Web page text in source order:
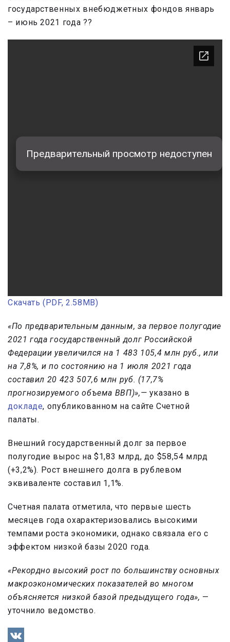
государственных внебюджетных фондов январь
– июнь 2021 года ??
Скачать (PDF, 2.58MB)
«По предварительным данным, за первое полугодие
2021 года государственный долг Российской
Федерации увеличился на 1 483 105,4 млн руб., или
на 7,8%, и по состоянию на 1 июля 2021 года
составил 20 423 507,6 млн руб. (17,7%
прогнозируемого объема ВВП)»,— указано в
докладе, опубликованном на сайте Счетной
палаты.
Внешний государственный долг за первое
полугодие вырос на $1,83 млрд, до $58,54 млрд
(+3,2%). Рост внешнего долга в рублевом
эквиваленте составил 1,1%.
Счетная палата отметила, что первые шесть
месяцев года охарактеризовались высокими
темпами роста экономики, однако связала его с
эффектом низкой базы 2020 года.
«Рекордно высокий рост по большинству основных
макроэкономических показателей во многом
объясняется низкой базой предыдущего года», —
уточнило ведомство.